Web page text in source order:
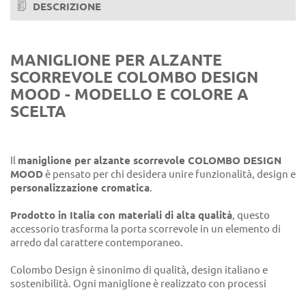
DESCRIZIONE
MANIGLIONE PER ALZANTE
SCORREVOLE COLOMBO DESIGN
MOOD - MODELLO E COLORE A
SCELTA
Il maniglione per alzante scorrevole COLOMBO DESIGN
MOODè pensato per chi desidera unire funzionalità, design e
personalizzazione cromatica.
Prodotto in Italia con materiali di alta qualità, questo
accessorio trasforma la porta scorrevole in un elemento di
arredo dal carattere contemporaneo.
Colombo Design è sinonimo di qualità, design italiano e
sostenibilità. Ogni maniglione è realizzato con processi